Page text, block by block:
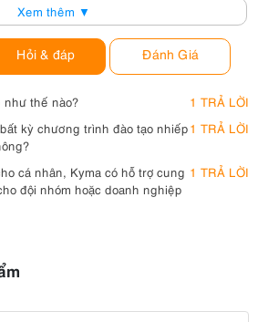
Xem thêm ▼
Hỏi & đáp Đánh Giá
như thế nào?
1 TRẢ LỜI
kỳ chương trình đào tạo nhiếp1 TRẢ LỜI
cá nhân, Kyma có hỗ trợ cung
đội nhóm hoặc doanh nghiệp
1 TRẢ LỜI